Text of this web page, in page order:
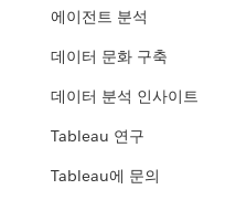
에이전트 분석
데이터 문화 구축
데이터 분석 인사이트
Tableau 연구
Tableau에 문의